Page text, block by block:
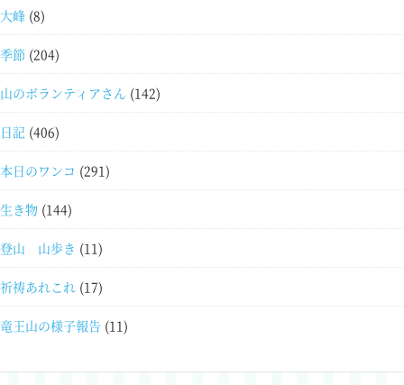
大峰 (8)
季節 (204)
山のボランティアさん (142)
日記 (406)
本日のワンコ (291)
生き物 (144)
登山 山歩き (11)
祈祷あれこれ (17)
竜王山の様子報告 (11)